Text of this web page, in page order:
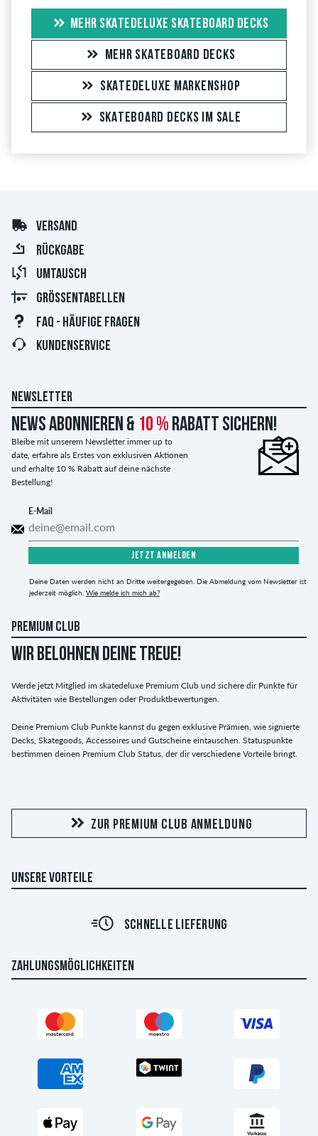
MEHR SKATEDELUXE SKATEBOARD DECKS
MEHR SKATEBOARD DECKS
SKATEDELUXE MARKENSHOP
SKATEBOARD DECKS IM SALE
VERSAND
RÜCKGABE
UMTAUSCH
GRÖSSENTABELLEN
FAQ - HÄUFIGE FRAGEN
KUNDENSERVICE
NEWSLETTER
News abonnieren & 10 % Rabatt sichern!
Bleibe mit unserem Newsletter immer up to
date, erfahre als Erstes von exklusiven Aktionen
und erhalte 10 % Rabatt auf deine nächste
Bestellung!
E-Mail
JETZT ANMELDEN
Deine Daten werden nicht an Dritte weitergegeben. Die Abmeldung vom Newsletter ist
jederzeit möglich. Wie melde ich mich ab?
PREMIUM CLUB
WIR BELOHNEN DEINE TREUE!
Werde jetzt Mitglied im skatedeluxe Premium Club und sichere dir Punkte für
Aktivitäten wie Bestellungen oder Produktbewertungen.
Deine Premium Club Punkte kannst du gegen exklusive Prämien, wie signierte
Decks, Skategoods, Accessoires und Gutscheine eintauschen. Statuspunkte
bestimmen deinen Premium Club Status, der dir verschiedene Vorteile bringt.
ZUR PREMIUM CLUB ANMELDUNG
UNSERE VORTEILE
SCHNELLE LIEFERUNG
ZAHLUNGSMÖGLICHKEITEN